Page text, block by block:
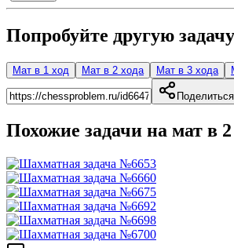
Попробуйте другую задачу
Мат в 1 ход Мат в 2 хода Мат в 3 хода
Поделиться
Похожие задачи на мат в 2